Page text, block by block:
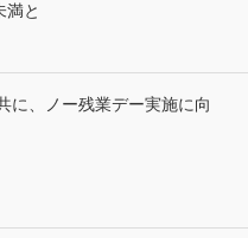
満と
に、ノー残業デー実施に向